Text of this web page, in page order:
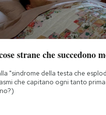
strane che succedono
"sindrome della testa che
che capitano ogni tanto